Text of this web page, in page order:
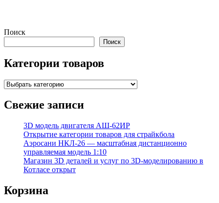
Поиск
Поиск
Категории товаров
Свежие записи
3D модель двигателя АШ-62ИР
Открытие категории товаров для страйкбола
Аэросани НКЛ‑26 — масштабная дистанционно
управляемая модель 1:10
Магазин 3D деталей и услуг по 3D-моделированию в
Котласе открыт
Корзина